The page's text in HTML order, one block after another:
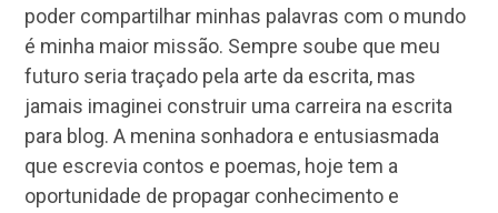
poder compartilhar minhas palavras com o mundo
é minha maior missão. Sempre soube que meu
futuro seria traçado pela arte da escrita, mas
jamais imaginei construir uma carreira na escrita
para blog. A menina sonhadora e entusiasmada
que escrevia contos e poemas, hoje tem a
oportunidade de propagar conhecimento e